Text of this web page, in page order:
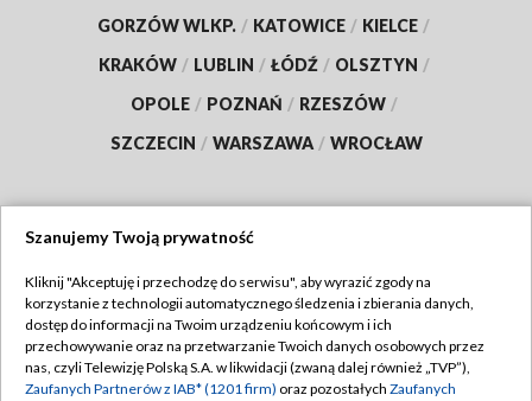
GORZÓW WLKP. / KATOWICE / KIELCE /
KRAKÓW / LUBLIN / ŁÓDŹ / OLSZTYN /
OPOLE / POZNAŃ / RZESZÓW /
SZCZECIN / WARSZAWA / WROCŁAW
TVP
Abonament TVP
Emisja w TVP
Regulamin TVP
Polityka prywatności
Szanujemy Twoją prywatność
Kliknij "Akceptuję i przechodzę do serwisu", aby wyrazić zgody na
korzystanie z technologii automatycznego śledzenia i zbierania danych,
dostęp do informacji na Twoim urządzeniu końcowym i ich
przechowywanie oraz na przetwarzanie Twoich danych osobowych przez
nas, czyli Telewizję Polską S.A. w likwidacji (zwaną dalej również „TVP”),
Zaufanych Partnerów z IAB* (1201 firm) oraz pozostałych Zaufanych